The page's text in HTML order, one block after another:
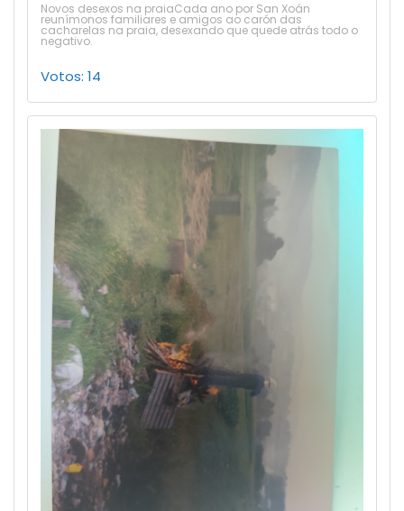
Novos desexos na praiaCada ano por San Xoán
reunímonos familiares e amigos ao carón das
cacharelas na praia, desexando que quede atrás todo o
negativo.
Votos: 14